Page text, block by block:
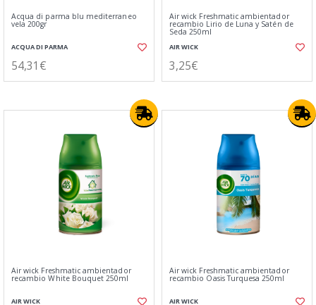
Acqua di parma blu mediterraneo
vela 200gr
ACQUA DI PARMA
54,31€
Air wick Freshmatic ambientador
recambio Lirio de Luna y Satén de
Seda 250ml
AIR WICK
3,25€
Air wick Freshmatic ambientador
recambio White Bouquet 250ml
AIR WICK
Air wick Freshmatic ambientador
recambio Oasis Turquesa 250ml
AIR WICK